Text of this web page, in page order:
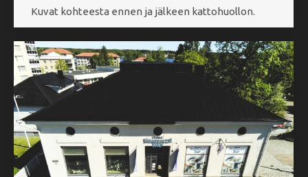
Kuvat kohteesta ennen ja jälkeen kattohuollon.